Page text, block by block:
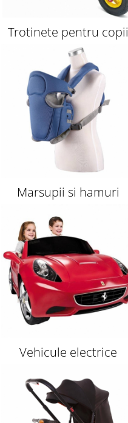
Trotinete pentru copii
Marsupii si hamuri
Vehicule electrice